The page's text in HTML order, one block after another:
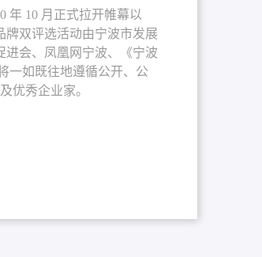
年 10 月正式拉开帷幕以
牌双评选活动由宁波市发展
进会、凤凰网宁波、《宁波
一如既往地遵循公开、公
优秀企业家。